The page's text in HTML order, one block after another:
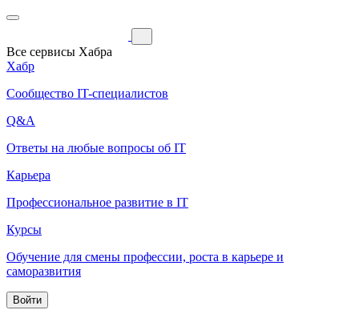
Все сервисы Хабра
Хабр
Сообщество IT-специалистов
Q&A
Ответы на любые вопросы об IT
Карьера
Профессиональное развитие в IT
Курсы
Обучение для смены профессии, роста в карьере и
саморазвития
Войти